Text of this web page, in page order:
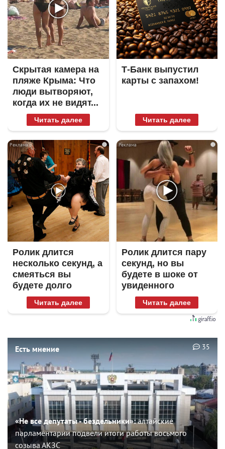
Скрытая камера на
пляже Крыма: Что
люди вытворяют,
когда их не видят...
Читать далее
Т-Банк выпустил
карты с запахом!
Читать далее
i
Ролик длится
несколько секунд, а
смеяться вы
будете долго
Читать далее
i
Ролик длится пару
секунд, но вы
будете в шоке от
увиденного
Читать далее
Есть мнение
«Не все депутаты - бездельники»:алтайские
парламентарии подвели итоги работы восьмого
созыва АКЗС
35